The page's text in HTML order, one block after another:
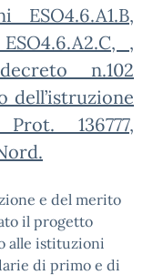
,
n.102
dell’istruzione
136777,
e del merito
il progetto
alle istituzioni
di primo e di